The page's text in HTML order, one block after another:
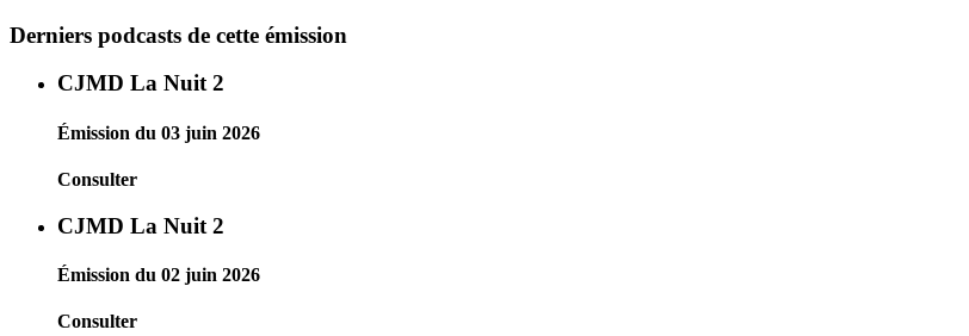
Derniers podcasts de cette émission
CJMD La Nuit 2
Émission du 03 juin 2026
Consulter
CJMD La Nuit 2
Émission du 02 juin 2026
Consulter